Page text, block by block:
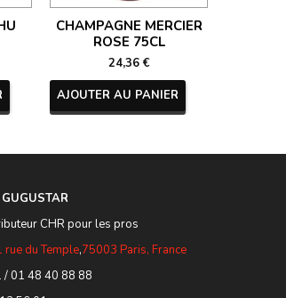
CHAMPAGNE MERCIER
ROSE 75CL
24,36 €
AJOUTER AU PANIER
R
CHR pour les pros
rue du Temple,75003 Paris, France
/ 01 48 40 88 88